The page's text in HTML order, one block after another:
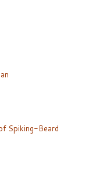
Spiking-Beard